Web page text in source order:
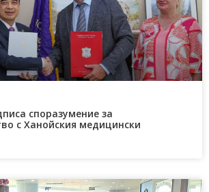
споразумение за
с Ханойския медицински